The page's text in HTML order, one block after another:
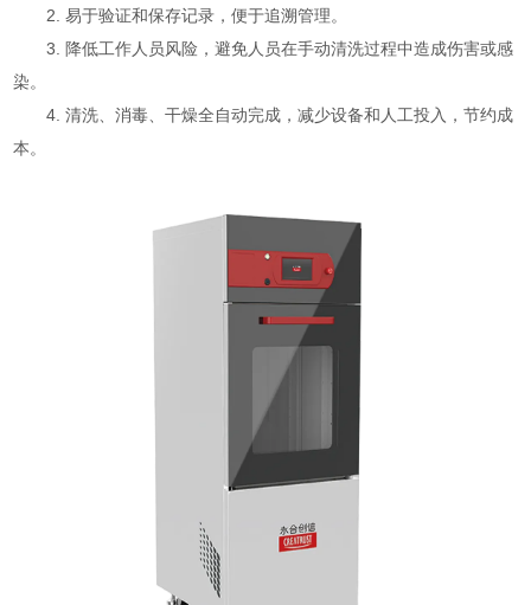
2. 易于验证和保存记录，便于追溯管理。
3. 降低工作人员风险，避免人员在手动清洗过程中造成伤害或感
染。
4. 清洗、消毒、干燥全自动完成，减少设备和人工投入，节约成
本。